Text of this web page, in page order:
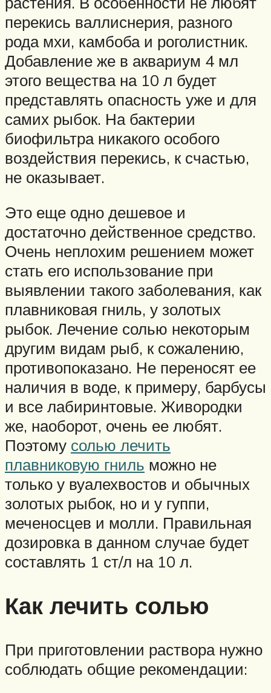
перекись валлиснерия, разного
рода мхи, камбоба и роголистник.
Добавление же в аквариум 4 мл
этого вещества на 10 л будет
представлять опасность уже и для
самих рыбок. На бактерии
биофильтра никакого особого
воздействия перекись, к счастью,
не оказывает.
Это еще одно дешевое и
достаточно действенное средство.
Очень неплохим решением может
стать его использование при
выявлении такого заболевания, как
плавниковая гниль, у золотых
рыбок. Лечение солью некоторым
другим видам рыб, к сожалению,
противопоказано. Не переносят ее
наличия в воде, к примеру, барбусы
и все лабиринтовые. Живородки
же, наоборот, очень ее любят.
Поэтому солью лечить
плавниковую гниль можно не
только у вуалехвостов и обычных
золотых рыбок, но и у гуппи,
меченосцев и молли. Правильная
дозировка в данном случае будет
составлять 1 ст/л на 10 л.
Как лечить солью
При приготовлении раствора нужно
соблюдать общие рекомендации: